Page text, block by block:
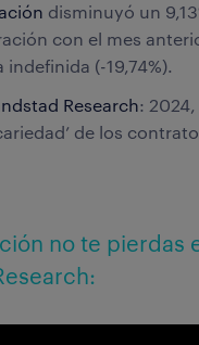
disminuyó un
con el mes
indefinida (-19,74%).
Research:
de los
no te pierdas